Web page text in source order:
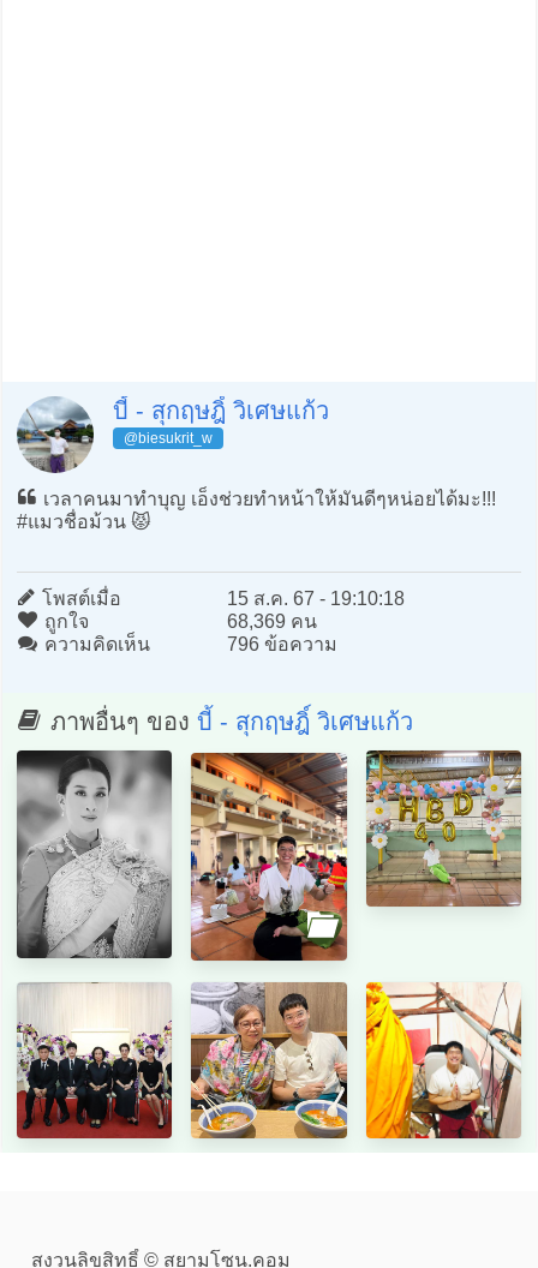
บี้ - สุกฤษฎิ์ วิเศษแก้ว
@biesukrit_w
เวลาคนมาทำบุญ เอ็งช่วยทำหน้าให้มันดีๆหน่อยได้มะ!!!
#แมวชื่อม้วน 😾
โพสต์เมื่อ
15 ส.ค. 67 - 19:10:18
ถูกใจ
68,369 คน
ความคิดเห็น
796 ข้อความ
ภาพอื่นๆ ของ บี้ - สุกฤษฎิ์ วิเศษแก้ว
สงวนลิขสิทธิ์ © สยามโซน.คอม